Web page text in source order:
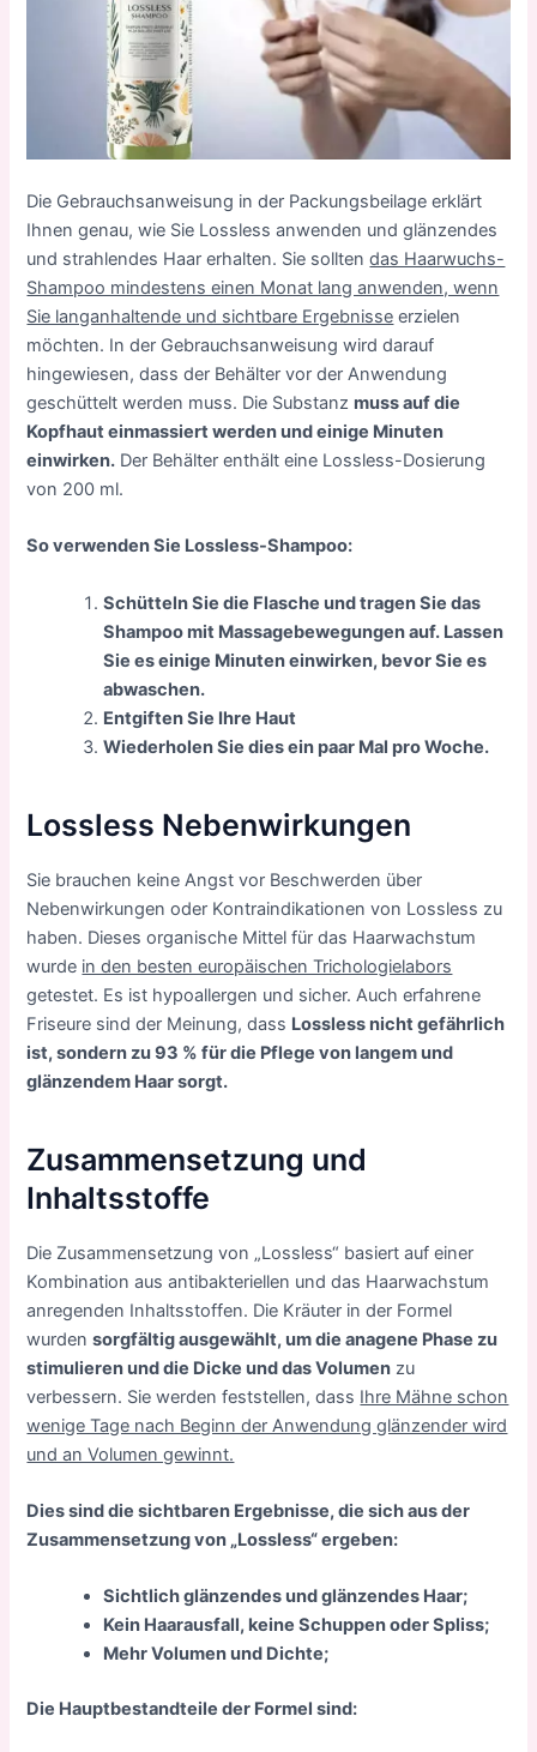
Die Gebrauchsanweisung in der Packungsbeilage erklärt
Ihnen genau, wie Sie Lossless anwenden und glänzendes
und strahlendes Haar erhalten. Sie solltendas Haarwuchs-
Shampoo mindestens einen Monat lang anwenden, wenn
Sie langanhaltende und sichtbare Ergebnisse erzielen
möchten. In der Gebrauchsanweisung wird darauf
hingewiesen, dass der Behälter vor der Anwendung
geschüttelt werden muss. Die Substanz muss auf die
Kopfhaut einmassiert werden und einige Minuten
einwirken. Der Behälter enthält eine Lossless-Dosierung
von 200 ml.
So verwenden Sie Lossless-Shampoo:
Schütteln Sie die Flasche und tragen Sie das
Shampoo mit Massagebewegungen auf. Lassen
Sie es einige Minuten einwirken, bevor Sie es
abwaschen.
Entgiften Sie Ihre Haut
Wiederholen Sie dies ein paar Mal pro Woche.
Lossless Nebenwirkungen
Sie brauchen keine Angst vor Beschwerden über
Nebenwirkungen oder Kontraindikationen von Lossless zu
haben. Dieses organische Mittel für das Haarwachstum
wurde in den besten europäischen Trichologielabors
getestet. Es ist hypoallergen und sicher. Auch erfahrene
Friseure sind der Meinung, dass Lossless nicht gefährlich
ist, sondern zu 93 % für die Pflege von langem und
glänzendem Haar sorgt.
Zusammensetzung und
Inhaltsstoffe
Die Zusammensetzung von „Lossless“ basiert auf einer
Kombination aus antibakteriellen und das Haarwachstum
anregenden Inhaltsstoffen. Die Kräuter in der Formel
wurdensorgfältig ausgewählt, um die anagene Phase zu
stimulieren und die Dicke und das Volumen zu
verbessern. Sie werden feststellen, dass Ihre Mähne schon
wenige Tage nach Beginn der Anwendung glänzender wird
und an Volumen gewinnt.
Dies sind die sichtbaren Ergebnisse, die sich aus der
Zusammensetzung von „Lossless“ ergeben:
Sichtlich glänzendes und glänzendes Haar;
Kein Haarausfall, keine Schuppen oder Spliss;
Mehr Volumen und Dichte;
Die Hauptbestandteile der Formel sind: